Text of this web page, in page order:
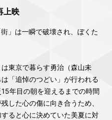
上映
」は一瞬で破壊され、ぼくた
東京で暮らす勇治（森山未
「追悼のつどい」が行われる
年目の朝を迎えるまでの時間
した心の傷に向き合うため、
ると心に決めていた美夏に対